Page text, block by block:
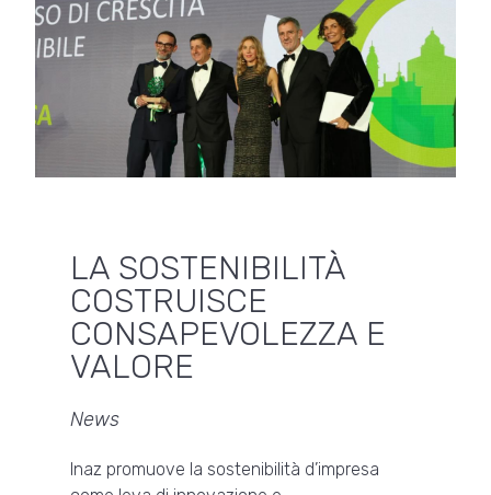
LA SOSTENIBILITÀ
COSTRUISCE
CONSAPEVOLEZZA E
VALORE
News
Inaz promuove la sostenibilità d’impresa